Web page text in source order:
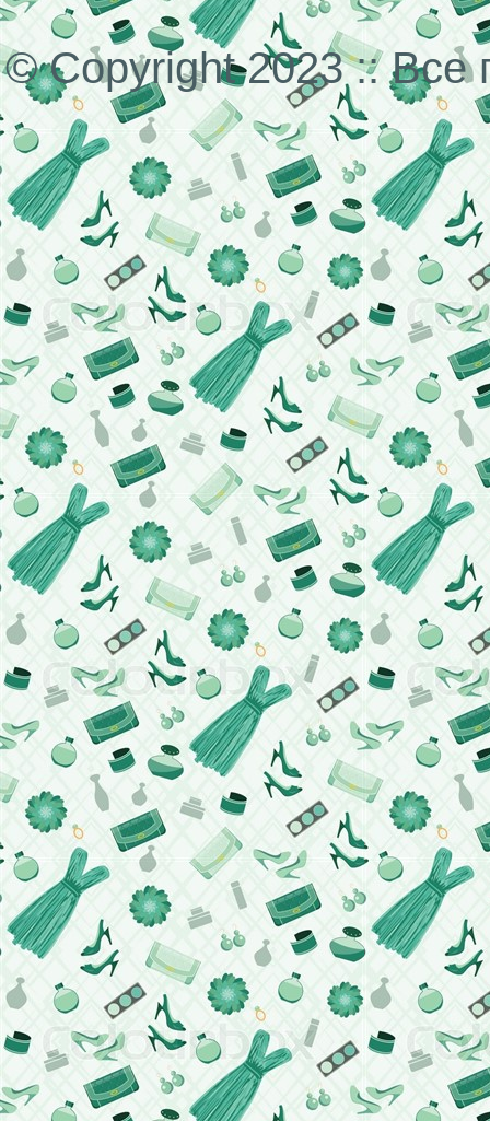
© Copyright 2023 ::